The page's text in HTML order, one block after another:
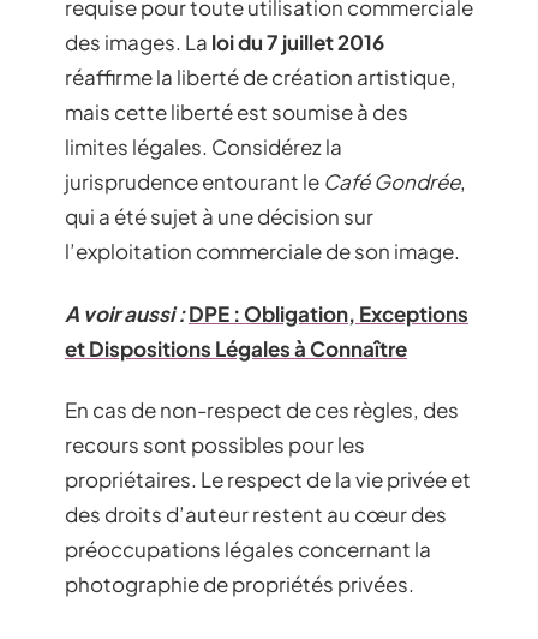
requise pour toute utilisation commerciale
des images. La loi du 7 juillet 2016
réaffirme la liberté de création artistique,
mais cette liberté est soumise à des
limites légales. Considérez la
jurisprudence entourant le Café Gondrée,
qui a été sujet à une décision sur
l’exploitation commerciale de son image.
A voir aussi :DPE : Obligation, Exceptions
et Dispositions Légales à Connaître
En cas de non-respect de ces règles, des
recours sont possibles pour les
propriétaires. Le respect de la vie privée et
des droits d’auteur restent au cœur des
préoccupations légales concernant la
photographie de propriétés privées.